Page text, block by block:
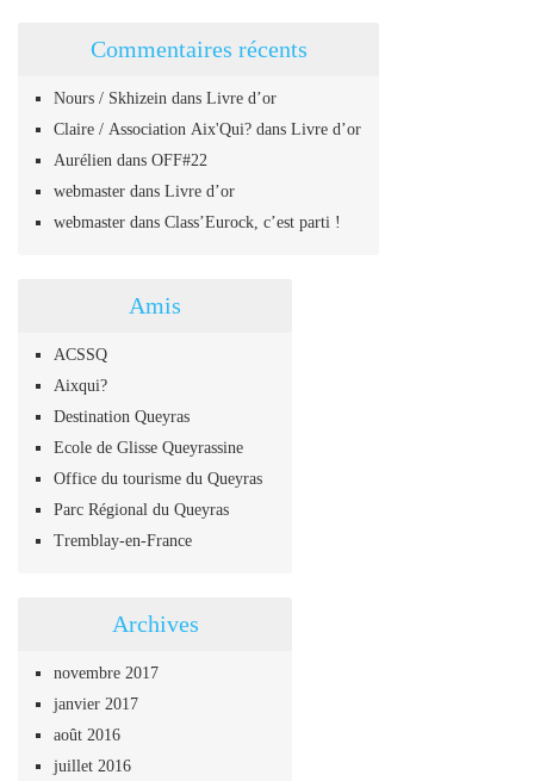
Commentaires récents
Nours / Skhizein dans Livre d’or
Claire / Association Aix'Qui? dans Livre d’or
Aurélien dans OFF#22
webmaster dans Livre d’or
webmaster dans Class’Eurock, c’est parti !
Amis
ACSSQ
Aixqui?
Destination Queyras
Ecole de Glisse Queyrassine
Office du tourisme du Queyras
Parc Régional du Queyras
Tremblay-en-France
Archives
novembre 2017
janvier 2017
août 2016
juillet 2016